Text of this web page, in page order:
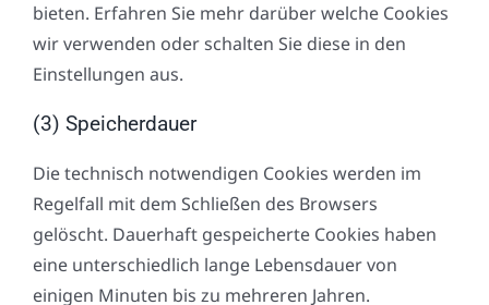
bieten. Erfahren Sie mehr darüber welche Cookies
wir verwenden oder schalten Sie diese in den
Einstellungen aus.
(3) Speicherdauer
Die technisch notwendigen Cookies werden im
Regelfall mit dem Schließen des Browsers
gelöscht. Dauerhaft gespeicherte Cookies haben
eine unterschiedlich lange Lebensdauer von
einigen Minuten bis zu mehreren Jahren.